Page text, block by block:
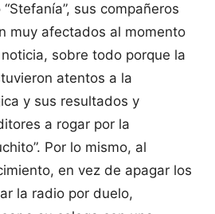
sus compañeros
muy afectados al momento
sobre todo porque la
atentos a la
y sus resultados y
a rogar por la
Por lo mismo, al
en vez de apagar los
la radio por duelo,